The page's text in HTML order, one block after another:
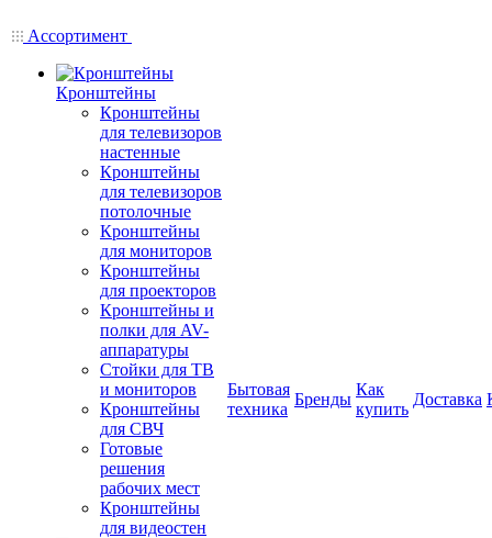
Ассортимент
Кронштейны
Кронштейны
для телевизоров
настенные
Кронштейны
для телевизоров
потолочные
Кронштейны
для мониторов
Кронштейны
для проекторов
Кронштейны и
полки для AV-
аппаратуры
Стойки для ТВ
и мониторов
Кронштейны
для СВЧ
Готовые
решения
рабочих мест
Кронштейны
для видеостен
Бытовая
техника
Бренды
Как
купить
Доставка